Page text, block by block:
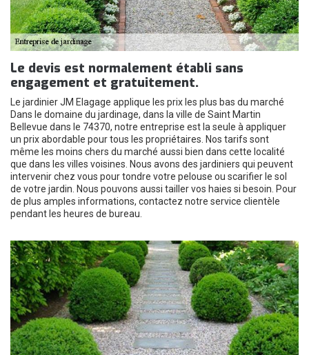
Le devis est normalement établi sans
engagement et gratuitement.
Le jardinier JM Elagage applique les prix les plus bas du marché
Dans le domaine du jardinage, dans la ville de Saint Martin
Bellevue dans le 74370, notre entreprise est la seule à appliquer
un prix abordable pour tous les propriétaires. Nos tarifs sont
même les moins chers du marché aussi bien dans cette localité
que dans les villes voisines. Nous avons des jardiniers qui peuvent
intervenir chez vous pour tondre votre pelouse ou scarifier le sol
de votre jardin. Nous pouvons aussi tailler vos haies si besoin. Pour
de plus amples informations, contactez notre service clientèle
pendant les heures de bureau.